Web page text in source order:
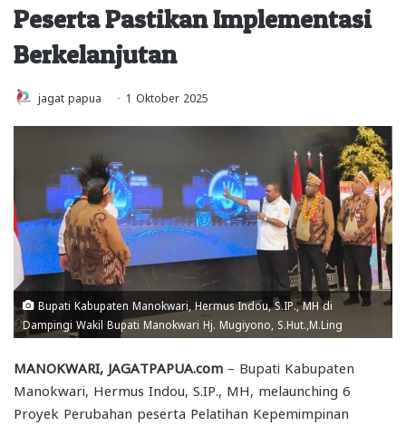
Peserta Pastikan Implementasi
Berkelanjutan
jagat papua 1 Oktober 2025
Bupati Kabupaten Manokwari, Hermus Indou, S.IP., MH di
Dampingi Wakil Bupati Manokwari Hj. Mugiyono, S.Hut.,M.Ling
MANOKWARI, JAGATPAPUA.com – Bupati Kabupaten
Manokwari, Hermus Indou, S.IP., MH, melaunching 6
Proyek Perubahan peserta Pelatihan Kepemimpinan